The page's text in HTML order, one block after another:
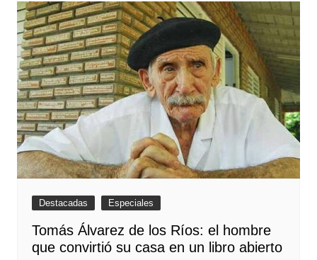
Destacadas Especiales
Tomás Álvarez de los Ríos: el hombre
que convirtió su casa en un libro abierto